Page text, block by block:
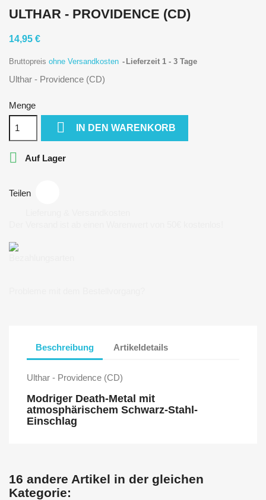
ULTHAR - PROVIDENCE (CD)
14,95 €
Bruttopreis ohne Versandkosten Lieferzeit 1 - 3 Tage
Ulthar - Providence (CD)
Menge
 IN DEN WARENKORB
 Auf Lager
Teilen
Beschreibung Artikeldetails
Ulthar - Providence (CD)
Modriger Death-Metal mit
atmosphärischem Schwarz-Stahl-
Einschlag
16 andere Artikel in der gleichen
Kategorie: